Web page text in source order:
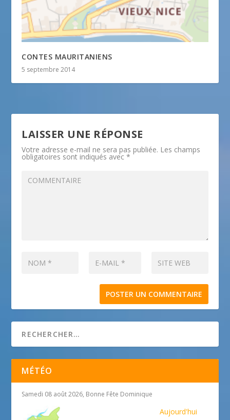
CONTES MAURITANIENS
5 septembre 2014
LAISSER UNE RÉPONSE
Votre adresse e-mail ne sera pas publiée. Les champs
obligatoires sont indiqués avec*
MÉTÉO
Samedi 08 août 2026, Bonne Fête Dominique
Aujourd'hui